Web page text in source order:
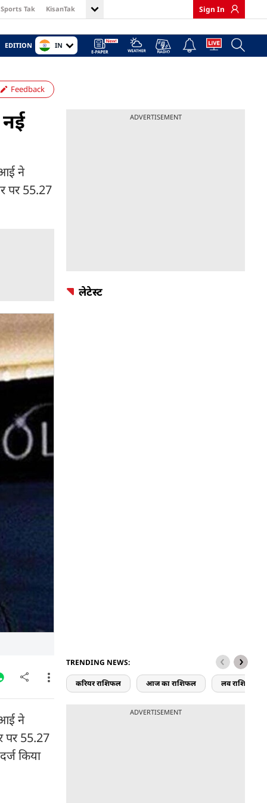
Sports Tak KisanTak Sign In
EDITION IN
Feedback
ने
पर 55.27
ने
पर 55.27
किया
ADVERTISEMENT
लेटेस्ट
TRENDING NEWS:
करियर राशिफल आज का राशिफल लव राशिफल
ADVERTISEMENT